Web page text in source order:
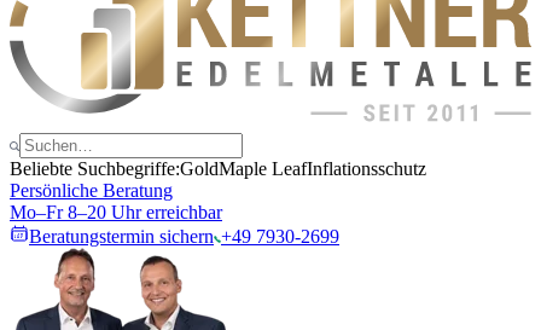
Beliebte Suchbegriffe:GoldMaple LeafInflationsschutz
Persönliche Beratung
Mo–Fr 8–20 Uhr erreichbar
Beratungstermin sichern +49 7930-2699